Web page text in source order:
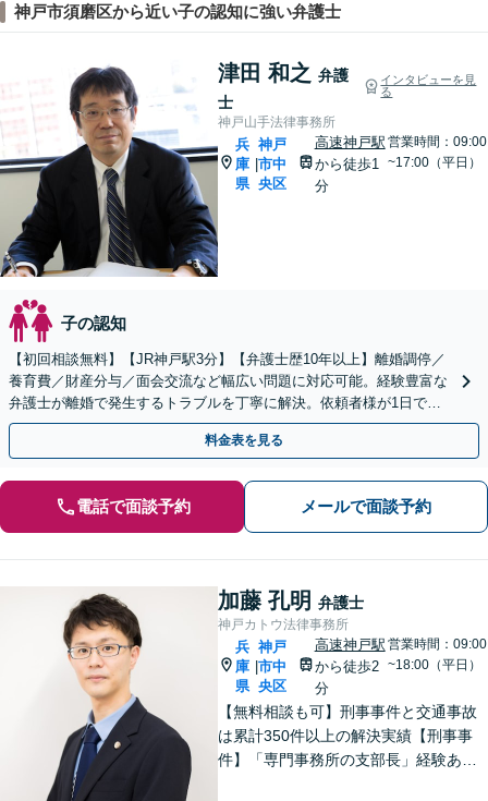
神戸市須磨区から近い子の認知に強い弁護士
津田 和之 弁護
士
インタビューを見
る
神戸山手法律事務所
兵
庫
県
神戸
市中
央区
高速神戸駅
から徒歩1
分
営業時間：09:00
~17:00（平日）
子の認知
【初回相談無料】【JR神戸駅3分】【弁護士歴10年以上】離婚調停／
養育費／財産分与／面会交流など幅広い問題に対応可能。経験豊富な
弁護士が離婚で発生するトラブルを丁寧に解決。依頼者様が1日でも
早く、笑顔と安心で溢れる毎日を過ごせるように。
料金表を見る
電話で面談予約 メールで面談予約
加藤 孔明 弁護士
神戸カトウ法律事務所
兵
庫
県
神戸
市中
央区
高速神戸駅
から徒歩2
分
営業時間：09:00
~18:00（平日）
【無料相談も可】刑事事件と交通事故
は累計350件以上の解決実績【刑事事
件】「専門事務所の支部長」経験あ